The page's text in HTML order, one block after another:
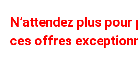
N’attendez plus
ces offres